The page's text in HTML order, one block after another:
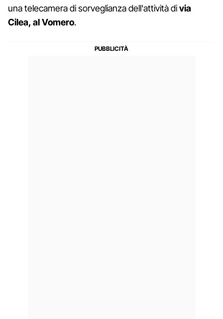
una telecamera di sorveglianza dell'attività divia
Cilea, al Vomero.